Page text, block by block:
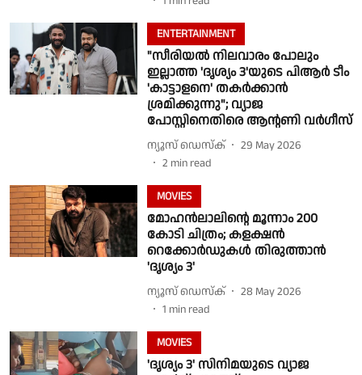
ENTERTAINMENT
"സീരിയൽ നിലവാരം പോലും
ഇല്ലാത്ത 'ദൃശ്യം 3'യുടെ പിആർ ടീം
'കാട്ടാളനെ' തകർക്കാൻ
ശ്രമിക്കുന്നു"; വ്യാജ
പോസ്റ്റിനെതിരെ ആന്റണി വർഗീസ്
ന്യൂസ് ഡെസ്ക്
29 May 2026
2 min read
MOVIES
മോഹൻലാലിന്റെ മൂന്നാം 200
കോടി ചിത്രം; കളക്ഷൻ
റെക്കോർഡുകൾ തിരുത്താൻ
'ദൃശ്യം 3'
ന്യൂസ് ഡെസ്ക്
28 May 2026
1 min read
MOVIES
'ദൃശ്യം 3' സിനിമയുടെ വ്യാജ